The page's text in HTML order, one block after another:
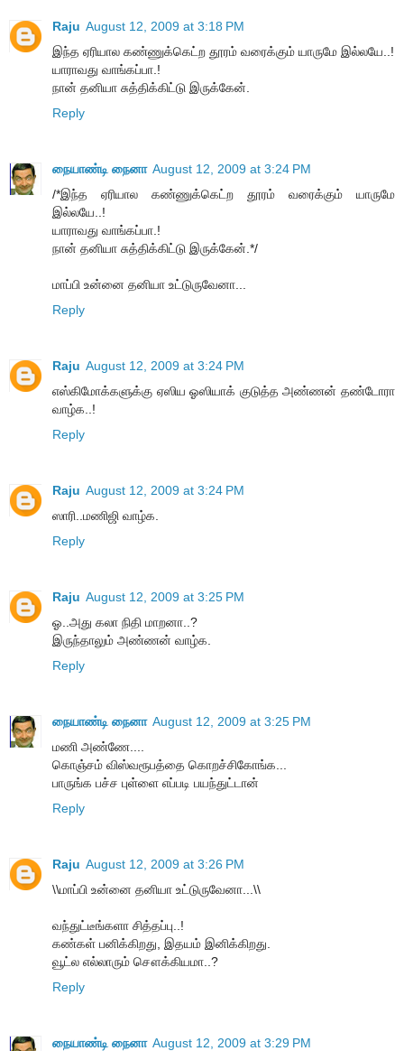
Raju August 12, 2009 at 3:18 PM
இந்த ஏரியால கண்ணுக்கெட்ற தூரம் வரைக்கும் யாருமே இல்லயே..!
யாராவது வாங்கப்பா.!
நான் தனியா சுத்திக்கிட்டு இருக்கேன்.
Reply
நையாண்டி நைனா August 12, 2009 at 3:24 PM
/*இந்த ஏரியால கண்ணுக்கெட்ற தூரம் வரைக்கும் யாருமே
இல்லயே..!
யாராவது வாங்கப்பா.!
நான் தனியா சுத்திக்கிட்டு இருக்கேன்.*/
மாப்பி உன்னை தனியா உட்டுருவேனா...
Reply
Raju August 12, 2009 at 3:24 PM
எஸ்கிமோக்களுக்கு ஏஸிய ஓஸியாக் குடுத்த அண்ணன் தண்டோரா
வாழ்க..!
Reply
Raju August 12, 2009 at 3:24 PM
ஸாரி..மணிஜி வாழ்க.
Reply
Raju August 12, 2009 at 3:25 PM
ஓ..அது கலா நிதி மாறனா..?
இருந்தாலும் அண்ணன் வாழ்க.
Reply
நையாண்டி நைனா August 12, 2009 at 3:25 PM
மணி அண்ணே....
கொஞ்சம் விஸ்வரூபத்தை கொறச்சிகோங்க...
பாருங்க பச்ச புள்ளை எப்படி பயந்துட்டான்
Reply
Raju August 12, 2009 at 3:26 PM
\\மாப்பி உன்னை தனியா உட்டுருவேனா...\\
வந்துட்டீங்களா சித்தப்பு..!
கண்கள் பனிக்கிறது, இதயம் இனிக்கிறது.
வூட்ல எல்லாரும் சௌக்கியமா..?
Reply
நையாண்டி நைனா August 12, 2009 at 3:29 PM